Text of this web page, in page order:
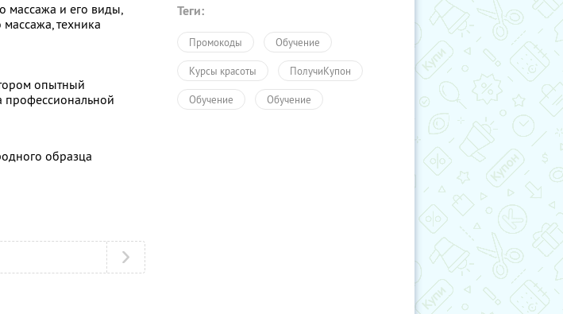
массажа и его виды,
техника
опытный
профессиональной
образца
Теги:
Промокоды Обучение
Курсы красоты ПолучиКупон
Обучение Обучение